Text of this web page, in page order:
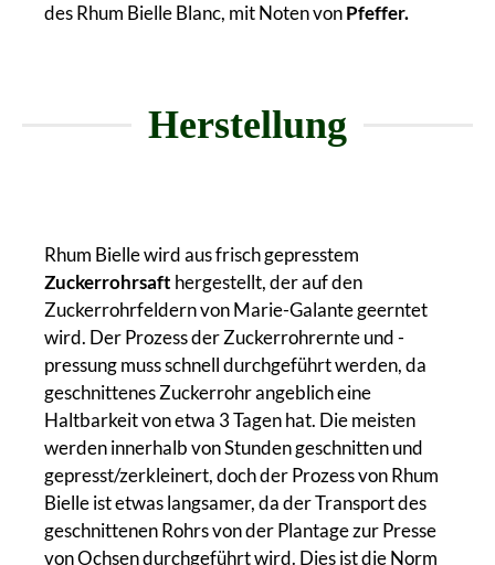
des Rhum Bielle Blanc, mit Noten vonPfeffer.
Herstellung
Rhum Bielle wird aus frisch gepresstem
Zuckerrohrsaft hergestellt, der auf den
Zuckerrohrfeldern von Marie-Galante geerntet
wird. Der Prozess der Zuckerrohrernte und -
pressung muss schnell durchgeführt werden, da
geschnittenes Zuckerrohr angeblich eine
Haltbarkeit von etwa 3 Tagen hat. Die meisten
werden innerhalb von Stunden geschnitten und
gepresst/zerkleinert, doch der Prozess von Rhum
Bielle ist etwas langsamer, da der Transport des
geschnittenen Rohrs von der Plantage zur Presse
von Ochsen durchgeführt wird. Dies ist die Norm